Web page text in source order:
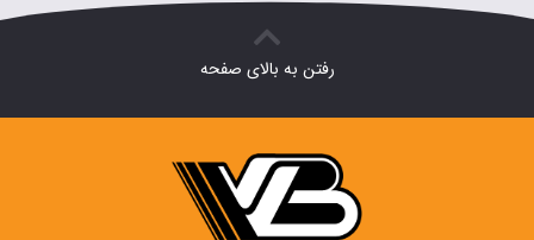
رفتن به بالای صفحه